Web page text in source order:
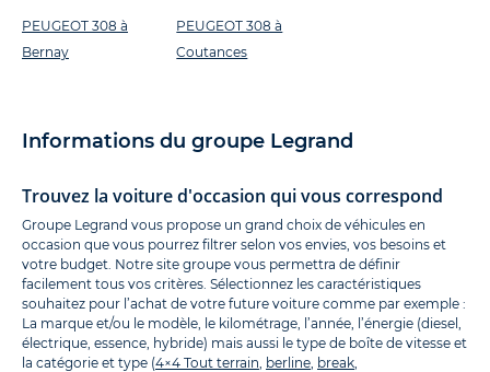
PEUGEOT 308 à
Bernay
PEUGEOT 308 à
Coutances
Informations du groupe Legrand
Trouvez la voiture d'occasion qui vous correspond
Groupe Legrand vous propose un grand choix de véhicules en
occasion que vous pourrez filtrer selon vos envies, vos besoins et
votre budget. Notre site groupe vous permettra de définir
facilement tous vos critères. Sélectionnez les caractéristiques
souhaitez pour l’achat de votre future voiture comme par exemple :
La marque et/ou le modèle, le kilométrage, l’année, l’énergie (diesel,
électrique, essence, hybride) mais aussi le type de boîte de vitesse et
la catégorie et type (4×4 Tout terrain berline break